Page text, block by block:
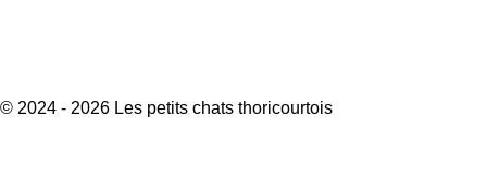
© 2024 - 2026 Les petits chats thoricourtois